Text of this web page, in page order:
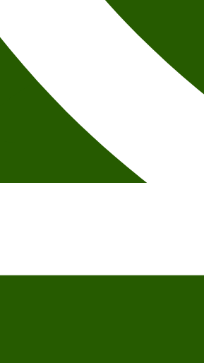
dyrs velferd opp fra skyttergravene og
med andre organisasjoner.
av hensyn til begrenset plass i salen og
Påmeldingsfrist torsdag 7.12.23
følge konferansen digitalt.
mennesker
det sammen